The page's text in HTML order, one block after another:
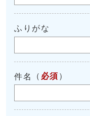
ふりがな
件名 （ 必須 ）